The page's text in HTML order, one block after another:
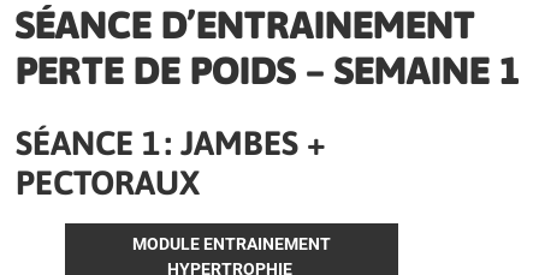
SÉANCE D’ENTRAINEMENT
PERTE DE POIDS – SEMAINE 1
SÉANCE 1 : JAMBES +
PECTORAUX
MODULE ENTRAINEMENT
HYPERTROPHIE